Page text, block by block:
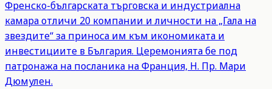
Френско-българската търговска и индустриална
камара отличи 20 компании и личности на „Гала на
звездите“ за приноса им към икономиката и
инвестициите в България. Церемонията бе под
патронажа на посланика на Франция, Н. Пр. Мари
Дюмулен.